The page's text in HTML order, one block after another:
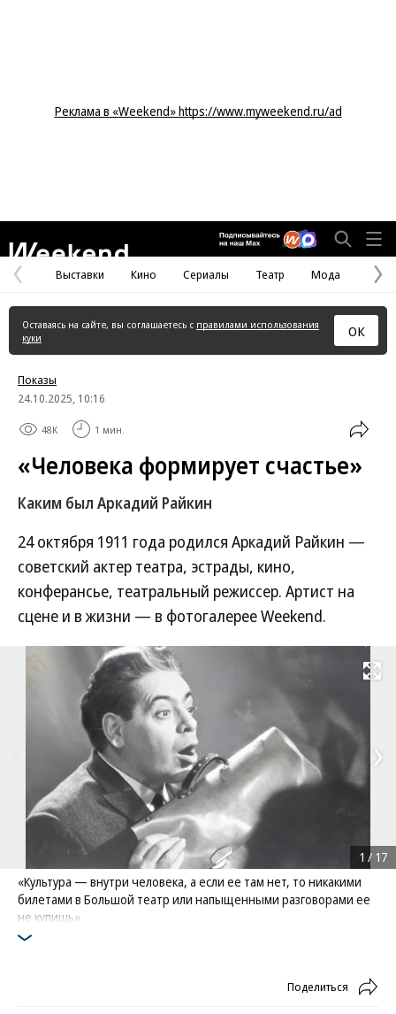
Реклама в «Weekend» https://www.myweekend.ru/ad
Предыдущая
страница
Выставки Кино Сериалы Театр Мода
Оставаясь на сайте, вы соглашаетесь с правилами использования
куки
ОК
Показы
24.10.2025, 10:16
48K 1 мин.
«Человека формирует счастье»
Каким был Аркадий Райкин
24 октября 1911 года родился Аркадий Райкин —
советский актер театра, эстрады, кино,
конферансье, театральный режиссер. Артист на
сцене и в жизни — в фотогалерее Weekend.
Развернуть
«Культура — внутри человека, а если ее там нет, то никакими
билетами в Большой театр или напыщенными разговорами ее
не купишь»
Фото: Ананьев Николай / Фотоархив журнала «Огонёк» /
1 / 17
Поделиться